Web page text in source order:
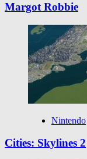
Margot Robbie
Nintendo
Cities: Skylines 2